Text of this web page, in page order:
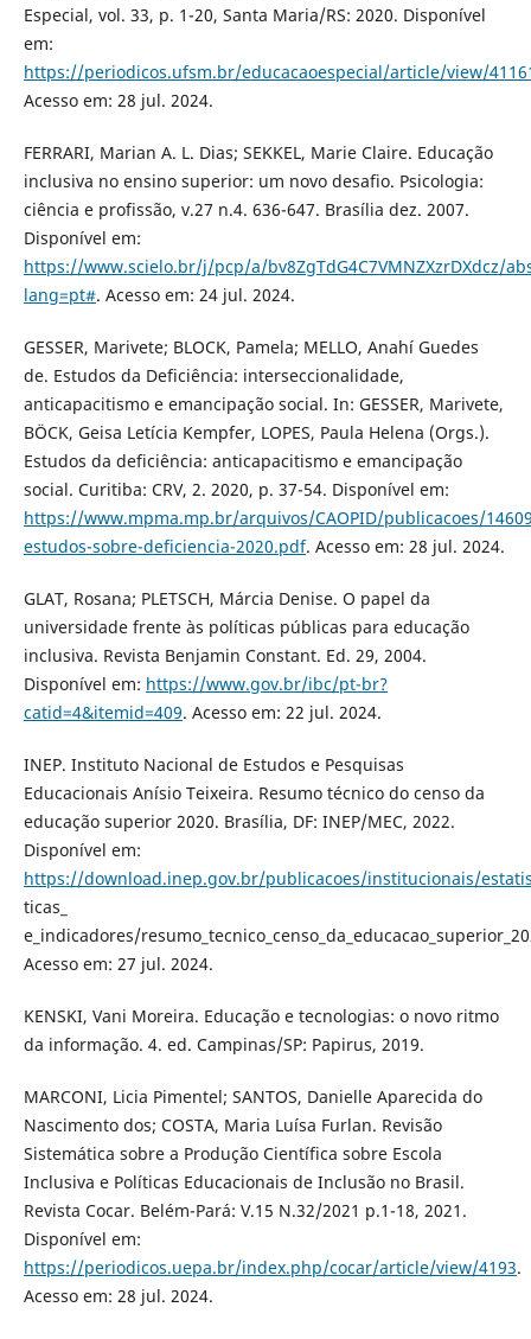
Especial, vol. 33, p. 1-20, Santa Maria/RS: 2020. Disponível
em:
https://periodicos.ufsm.br/educacaoespecial/article/view/
Acesso em: 28 jul. 2024.
FERRARI, Marian A. L. Dias; SEKKEL, Marie Claire. Educação
inclusiva no ensino superior: um novo desafio. Psicologia:
ciência e profissão, v.27 n.4. 636-647. Brasília dez. 2007.
Disponível em:
https://www.scielo.br/j/pcp/a/bv8ZgTdG4C7VMNZXzrDXdcz/
lang=pt#. Acesso em: 24 jul. 2024.
GESSER, Marivete; BLOCK, Pamela; MELLO, Anahí Guedes
de. Estudos da Deficiência: interseccionalidade,
anticapacitismo e emancipação social. In: GESSER, Marivete,
BÖCK, Geisa Letícia Kempfer, LOPES, Paula Helena (Orgs.).
Estudos da deficiência: anticapacitismo e emancipação
social. Curitiba: CRV, 2. 2020, p. 37-54. Disponível em:
https://www.mpma.mp.br/arquivos/CAOPID/publicacoes/
estudos-sobre-deficiencia-2020.pdf. Acesso em: 28 jul. 2024.
GLAT, Rosana; PLETSCH, Márcia Denise. O papel da
universidade frente às políticas públicas para educação
inclusiva. Revista Benjamin Constant. Ed. 29, 2004.
Disponível em: https://www.gov.br/ibc/pt-br?
catid=4&itemid=409. Acesso em: 22 jul. 2024.
INEP. Instituto Nacional de Estudos e Pesquisas
Educacionais Anísio Teixeira. Resumo técnico do censo da
educação superior 2020. Brasília, DF: INEP/MEC, 2022.
Disponível em:
https://download.inep.gov.br/publicacoes/institucionais/
ticas_
e_indicadores/
Acesso em: 27 jul. 2024.
KENSKI, Vani Moreira. Educação e tecnologias: o novo ritmo
da informação. 4. ed. Campinas/SP: Papirus, 2019.
MARCONI, Licia Pimentel; SANTOS, Danielle Aparecida do
Nascimento dos; COSTA, Maria Luísa Furlan. Revisão
Sistemática sobre a Produção Científica sobre Escola
Inclusiva e Políticas Educacionais de Inclusão no Brasil.
Revista Cocar. Belém-Pará: V.15 N.32/2021 p.1-18, 2021.
Disponível em:
https://periodicos.uepa.br/index.php/cocar/article/view/4193.
Acesso em: 28 jul. 2024.